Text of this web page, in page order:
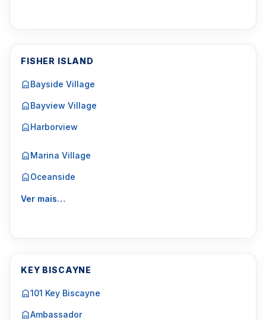
FISHER ISLAND
Bayside Village
Bayview Village
Harborview
Marina Village
Oceanside
Ver mais…
KEY BISCAYNE
101 Key Biscayne
Ambassador